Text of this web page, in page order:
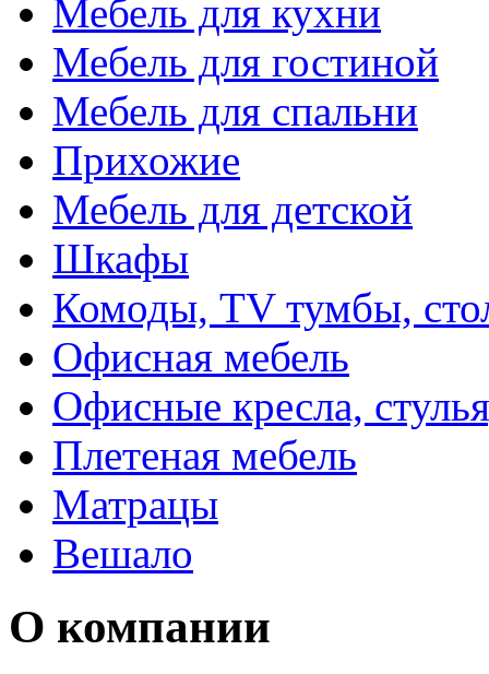
Мебель для кухни
Мебель для гостиной
Мебель для спальни
Прихожие
Мебель для детской
Шкафы
Комоды, TV тумбы,
Офисная мебель
Офисные кресла,
Плетеная мебель
Матрацы
Вешало
О компании